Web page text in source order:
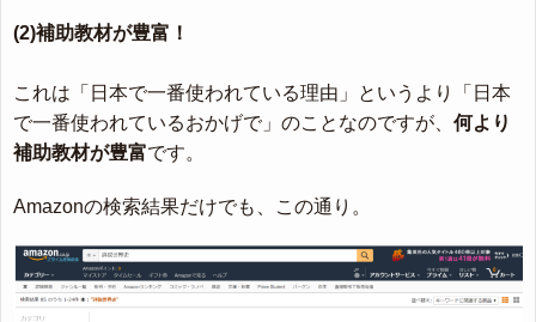
(2)補助教材が豊富！
これは「日本で一番使われている理由」というより「日本
で一番使われているおかげで」のことなのですが、 何より
補助教材が豊富です。
Amazonの検索結果だけでも、この通り。